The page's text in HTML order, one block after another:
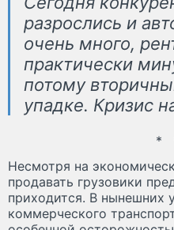
разрослись и
очень много,
практически
потому
упадке. Кризис
*
Несмотря на
продавать грузовики
приходится. В нынешних
коммерческого